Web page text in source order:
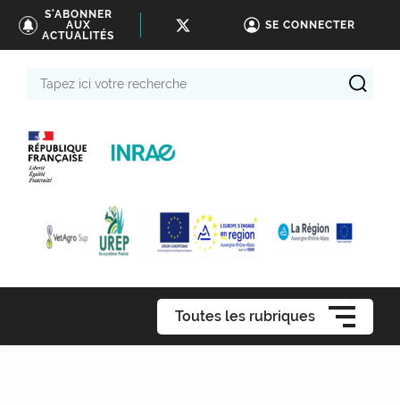
S'ABONNER
AUX
ACTUALITÉS
SE CONNECTER
Toutes les rubriques